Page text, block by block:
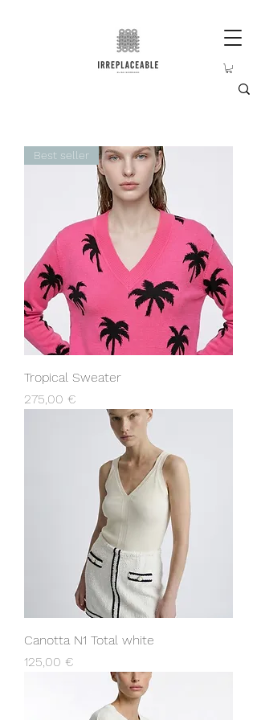
Best seller
Tropical Sweater
Prezzo
275,00 €
Canotta N1 Total white
Prezzo
125,00 €